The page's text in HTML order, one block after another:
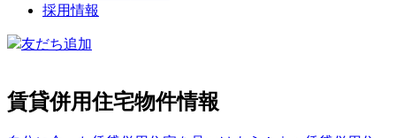
採用情報
友だち追加
賃貸併用住宅物件情報